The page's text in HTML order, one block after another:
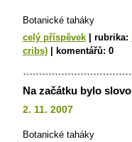
Botanické taháky
celý příspěvek
rubrika:
cribs)
komentářů: 0
Na začátku bylo slovo
2. 11. 2007
Botanické taháky